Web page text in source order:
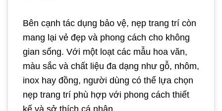
Bên cạnh tác dụng bảo vệ, nẹp trang trí còn
mang lại vẻ đẹp và phong cách cho không
gian sống. Với một loạt các mẫu hoa văn,
màu sắc và chất liệu đa dạng như gỗ, nhôm,
inox hay đồng, người dùng có thể lựa chọn
nẹp trang trí phù hợp với phong cách thiết
kế và sở thích cá nhân.